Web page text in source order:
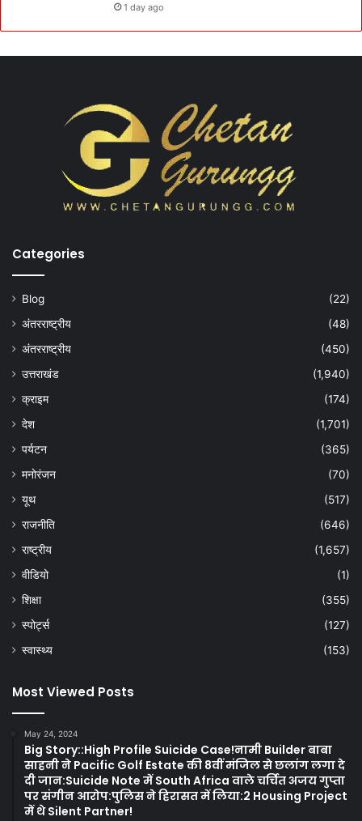
1 day ago
Categories
Blog
(22)
अंतरराष्ट्रीय
(48)
अंतरराष्ट्रीय
(450)
उत्तराखंड
(1,940)
क्राइम
(174)
देश
(1,701)
पर्यटन
(365)
मनोरंजन
(70)
यूथ
(517)
राजनीति
(646)
राष्ट्रीय
(1,657)
वीडियो
(1)
शिक्षा
(355)
स्पोर्ट्स
(127)
स्वास्थ्य
(153)
Most Viewed Posts
May 24, 2024
Big Story::High Profile Suicide Case!नामी Builder बाबा
साहनी ने Pacific Golf Estate की 8वीं मंजिल से छलांग लगा दे
दी जान:Suicide Note में South Africa वाले चर्चित अजय गुप्ता
पर संगीन आरोप:पुलिस ने हिरासत में लिया:2 Housing Project
में थे Silent Partner!